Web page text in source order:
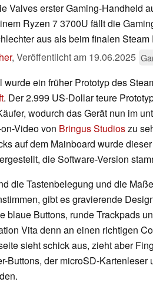
Valves erster Gaming-Handheld
Ryzen 7 3700U fällt die
aus als beim finalen Steam
, Veröffentlicht am 19.06.2025
wurde ein früher Prototyp des
. Der 2.999 US-Dollar teure
wodurch das Gerät nun im
Video von Bringus Studioszu
auf dem Mainboard wurde
die Software-Version
die Tastenbelegung und die
gibt es gravierende
blaue Buttons, runde Trackpads
Vita denn an einen richtigen
sieht schick aus, zieht aber
Buttons, der microSD-